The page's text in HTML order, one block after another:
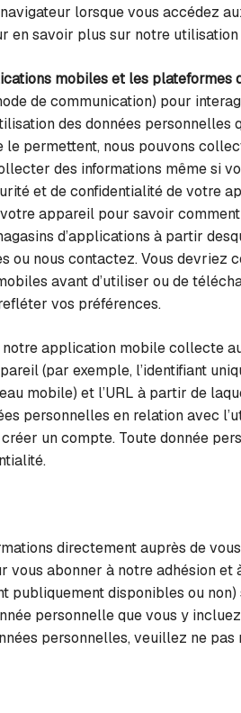
lorsque vous accédez
savoir plus sur notre utilisation
mobiles et les plateformes
de communication) pour
des données
permettent, nous pouvons
des informations même si
et de confidentialité de votre
appareil pour savoir
d’applications à partir
ou nous contactez. Vous
avant d’utiliser ou de
vos préférences.
application mobile collecte
(par exemple, l’identifiant
mobile) et l’URL à partir de
personnelles en relation avec
un compte. Toute donnée
directement auprès de
abonner à notre adhésion
publiquement disponibles ou
personnelle que vous y
personnelles, veuillez ne pas